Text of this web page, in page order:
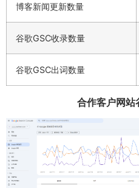
博客新闻更新数量
谷歌GSC收录数量
谷歌GSC出词数量
合作客户网站